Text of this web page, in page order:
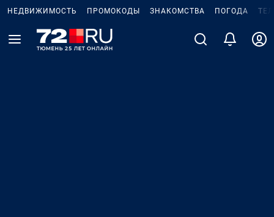
НЕДВИЖИМОСТЬ ПРОМОКОДЫ ЗНАКОМСТВА ПОГОДА